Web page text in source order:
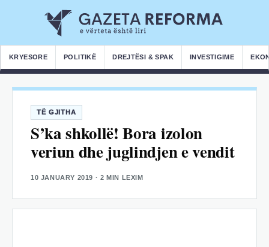
KRYESORE POLITIKË DREJTËSI & SPAK INVESTIGIME
TË GJITHA
S’ka shkollë! Bora izolon
veriun dhe juglindjen e vendit
10 JANUARY 2019 · 2 MIN LEXIM